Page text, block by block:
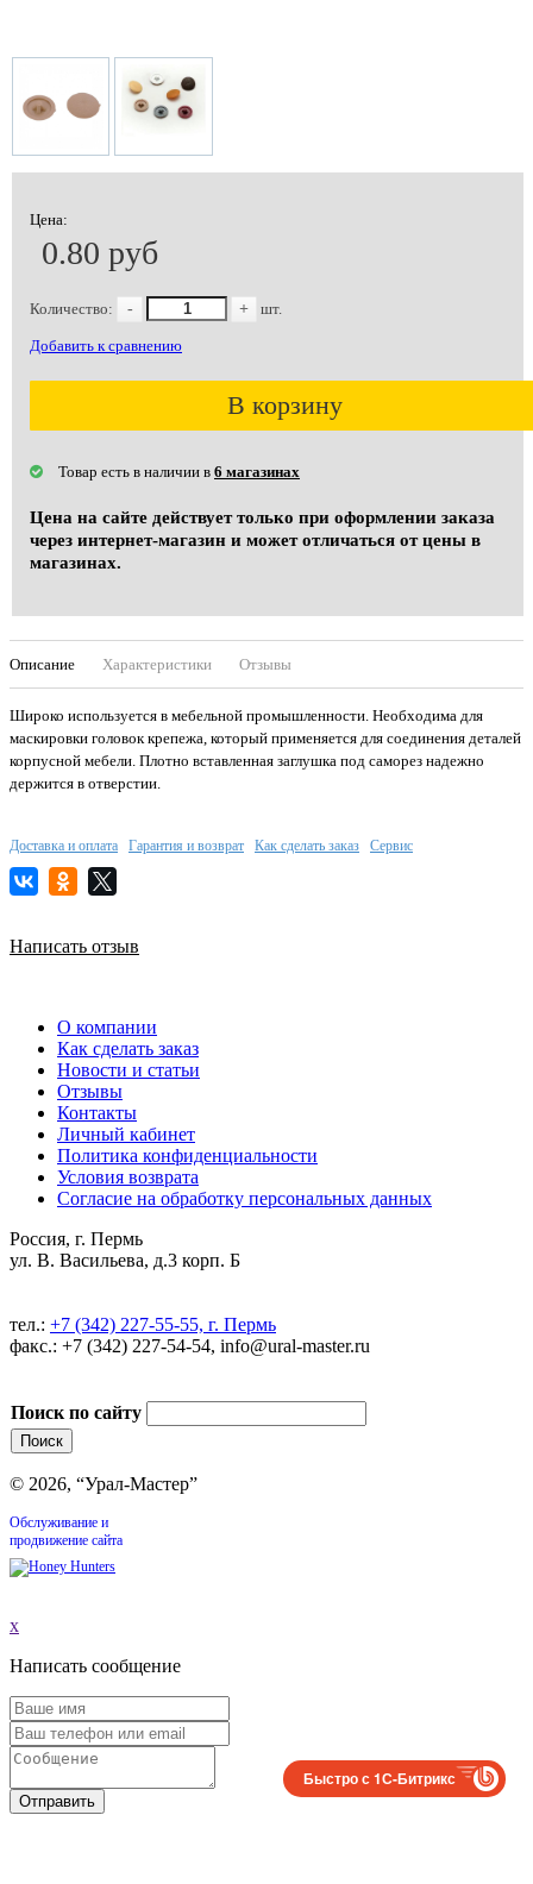
Цена:
0.80 руб
Количество: - + шт.
Добавить к сравнению
В корзину
Товар есть в наличии в 6 магазинах
Цена на сайте действует только при оформлении заказа
через интернет-магазин и может отличаться от цены в
магазинах.
Описание Характеристики Отзывы
Широко используется в мебельной промышленности. Необходима для
маскировки головок крепежа, который применяется для соединения деталей
корпусной мебели. Плотно вставленная заглушка под саморез надежно
держится в отверстии.
Доставка и оплата Гарантия и возврат Как сделать заказ Сервис
Написать отзыв
О компании
Как сделать заказ
Новости и статьи
Отзывы
Контакты
Личный кабинет
Политика конфиденциальности
Условия возврата
Согласие на обработку персональных данных
Россия, г. Пермь
ул. В. Васильева, д.3 корп. Б
тел.: +7 (342) 227-55-55, г. Пермь
факс.: +7 (342) 227-54-54, info@ural-master.ru
Поиск по сайту
© 2026, “Урал-Мастер”
Обслуживание и
продвижение сайта
x
Написать сообщение
Отправить
Быстро с 1С-Битрикс